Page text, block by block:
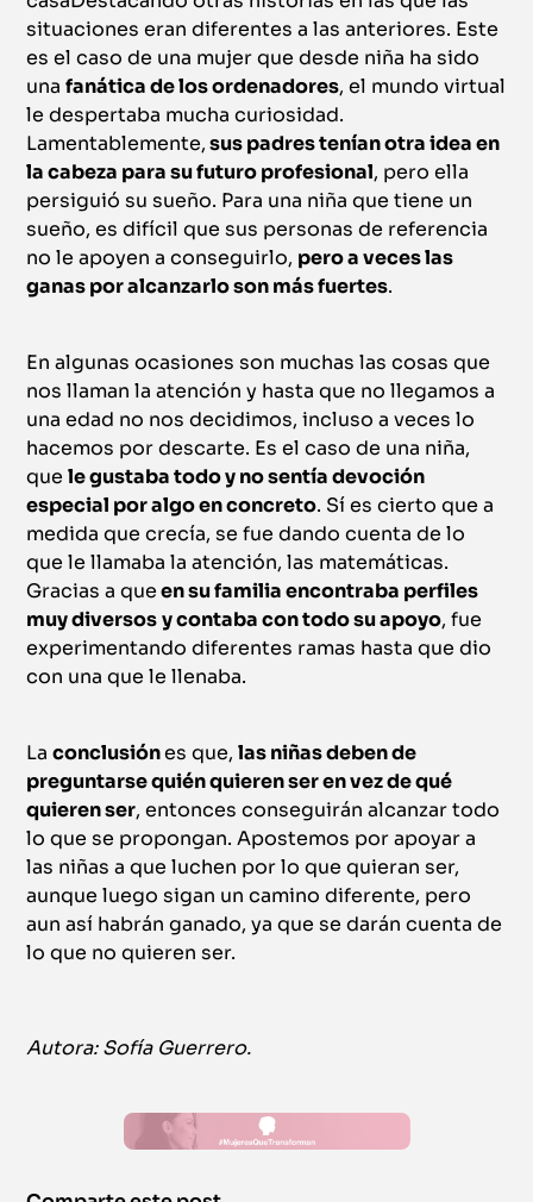
situaciones eran diferentes a las anteriores. Este
es el caso de una mujer que desde niña ha sido
unafanática de los ordenadores, el mundo virtual
le despertaba mucha curiosidad.
Lamentablemente,sus padres tenían otra idea en
la cabeza para su futuro profesional, pero ella
persiguió su sueño. Para una niña que tiene un
sueño, es difícil que sus personas de referencia
no le apoyen a conseguirlo, pero a veces las
ganas por alcanzarlo son más fuertes.
En algunas ocasiones son muchas las cosas que
nos llaman la atención y hasta que no llegamos a
una edad no nos decidimos, incluso a veces lo
hacemos por descarte. Es el caso de una niña,
quele gustaba todo y no sentía devoción
especial por algo en concreto. Sí es cierto que a
medida que crecía, se fue dando cuenta de lo
que le llamaba la atención, las matemáticas.
Gracias a queen su familia encontraba perfiles
muy diversos y contaba con todo su apoyo, fue
experimentando diferentes ramas hasta que dio
con una que le llenaba.
Laconclusiónes que,las niñas deben de
preguntarse quién quieren ser en vez de qué
quieren ser, entonces conseguirán alcanzar todo
lo que se propongan. Apostemos por apoyar a
las niñas a que luchen por lo que quieran ser,
aunque luego sigan un camino diferente, pero
aun así habrán ganado, ya que se darán cuenta de
lo que no quieren ser.
Autora: Sofía Guerrero.